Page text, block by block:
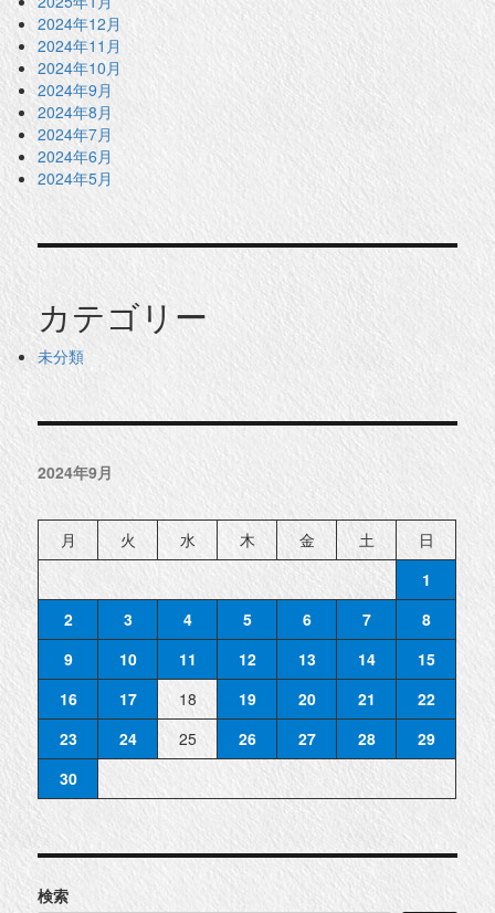
2024年12月
2024年11月
2024年10月
2024年9月
2024年8月
2024年7月
2024年6月
2024年5月
カテゴリー
未分類
2024年9月
月 火 水 木 金 土
日
1
2
3 4 5 6 7
8
9
10 11 12 13 14
15
16
17 18 19 20 21
22
23
24 25 26 27 28
29
30
検索